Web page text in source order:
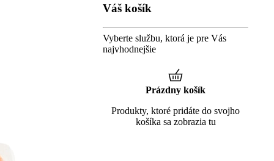
Váš košík
Vyberte službu, ktorá je pre Vás
najvhodnejšie
Prázdny košík
Produkty, ktoré pridáte do svojho
košíka sa zobrazia tu